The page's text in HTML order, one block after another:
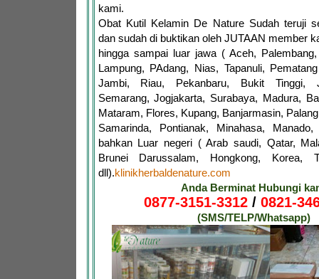
kami.
Obat Kutil Kelamin De Nature Sudah teruji
dan sudah di buktikan oleh JUTAAN member
hingga sampai luar jawa ( Aceh,
Lampung, PAdang, Nias, Tapanuli,
Jambi, Riau, Pekanbaru, Bukit Tinggi,
Semarang, Jogjakarta, Surabaya, Madura,
Mataram, Flores, Kupang, Banjarmasin,
Samarinda, Pontianak, Minahasa,
bahkan Luar negeri ( Arab saudi, Qatar,
Brunei Darussalam, Hongkong, Korea,
dll).klinikherbaldenature.com
Anda Berminat Hubungi
0877-3151-3312 /0821-
(SMS/TELP/Whatsapp)